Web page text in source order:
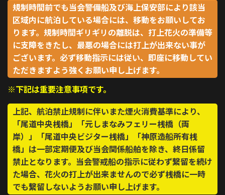
規制時間前でも当会警備船及び海上保安部により該当
区域内に航泊している場合には、移動をお願いしてお
ります。規制時間ギリギリの離脱は、打上花火の準備等
に支障をきたし、最悪の場合には打上が出来ない事が
ございます。必ず移動指示には従い、即座に移動してい
ただきますよう強くお願い申し上げます。
※下記は重要注意事項です。
上記、航泊禁止規制に伴いまた煙火消費基準により、
「尾道中央桟橋」「元しまなみフェリー桟橋（両
岸）」「尾道中央ビジター桟橋」「神原造船所有桟
橋」は一部定期便及び当会関係船舶を除き、終日係留
禁止となります。当会警戒船の指示に従わず繋留を続け
た場合、花火の打上が出来ませんので必ず桟橋に一時
でも繋留しないようお願い申し上げます。